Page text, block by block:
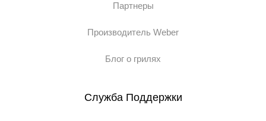
Партнеры
Производитель Weber
Блог о грилях
Служба Поддержки